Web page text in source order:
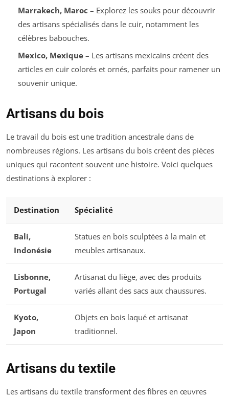
Marrakech, Maroc – Explorez les souks pour découvrir
des artisans spécialisés dans le cuir, notamment les
célèbres babouches.
Mexico, Mexique– Les artisans mexicains créent des
articles en cuir colorés et ornés, parfaits pour ramener un
souvenir unique.
Artisans du bois
Le travail du bois est une tradition ancestrale dans de
nombreuses régions. Les artisans du bois créent des pièces
uniques qui racontent souvent une histoire. Voici quelques
destinations à explorer :
Destination Spécialité
Bali,
Indonésie
Statues en bois sculptées à la main et
meubles artisanaux.
Lisbonne,
Portugal
Artisanat du liège, avec des produits
variés allant des sacs aux chaussures.
Kyoto,
Japon
Objets en bois laqué et artisanat
traditionnel.
Artisans du textile
Les artisans du textile transforment des fibres en œuvres